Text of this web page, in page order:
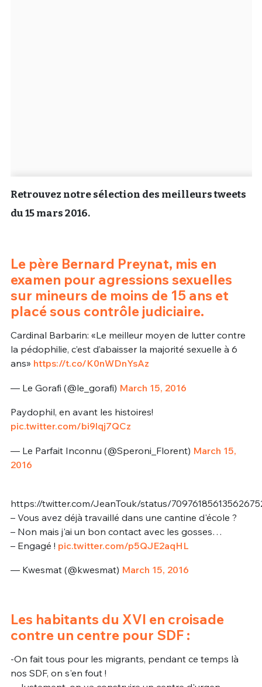
Retrouvez notre sélection des meilleurs tweets
du 15 mars 2016.
Le père Bernard Preynat, mis en
examen pour agressions sexuelles
sur mineurs de moins de 15 ans et
placé sous contrôle judiciaire.
Cardinal Barbarin: «Le meilleur moyen de lutter contre
la pédophilie, c’est d’abaisser la majorité sexuelle à 6
ans» https://t.co/K0nWDnYsAz
— Le Gorafi (@le_gorafi) March 15, 2016
Paydophil, en avant les histoires!
pic.twitter.com/bi9lqj7QCz
— Le Parfait Inconnu (@Speroni_Florent) March 15,
2016
https://twitter.com/JeanTouk/status/
– Vous avez déjà travaillé dans une cantine d'école ?
– Non mais j'ai un bon contact avec les gosses…
– Engagé ! pic.twitter.com/p5QJE2aqHL
— Kwesmat (@kwesmat) March 15, 2016
Les habitants du XVI en croisade
contre un centre pour SDF :
-On fait tous pour les migrants, pendant ce temps là
nos SDF, on s'en fout !